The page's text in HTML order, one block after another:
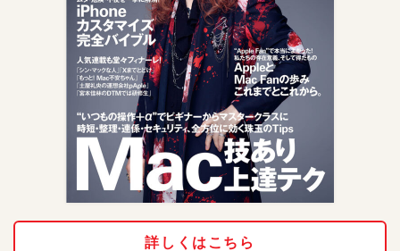
詳しくはこちら